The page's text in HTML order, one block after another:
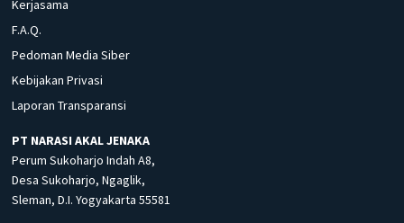
Kerjasama
F.A.Q.
Pedoman Media Siber
Kebijakan Privasi
Laporan Transparansi
PT NARASI AKAL JENAKA
Perum Sukoharjo Indah A8,
Desa Sukoharjo, Ngaglik,
Sleman, D.I. Yogyakarta 55581